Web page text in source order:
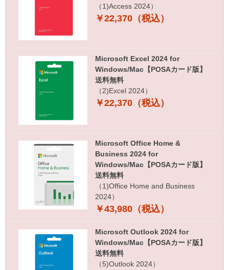
（1)Access 2024）
￥22,370（税込）
Microsoft Excel 2024 for
Windows/Mac【POSAカード版】
送料無料
（2)Excel 2024）
￥22,370（税込）
Microsoft Office Home &
Business 2024 for
Windows/Mac【POSAカード版】
送料無料
（1)Office Home and Business
2024）
￥43,980（税込）
Microsoft Outlook 2024 for
Windows/Mac【POSAカード版】
送料無料
（5)Outlook 2024）